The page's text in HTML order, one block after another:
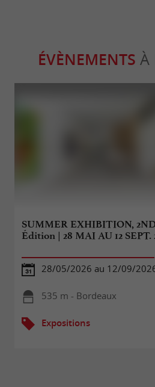
ÉVÈNEMENTS À
SUMMER EXHIBITION,
Édition | 28 MAI AU 12 SEPT.
28/05/2026 au 12/09/
535 m - Bordeaux
Expositions